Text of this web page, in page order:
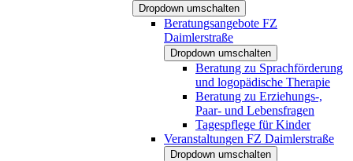
Dropdown umschalten
Beratungsangebote FZ
Daimlerstraße
Dropdown umschalten
Beratung zu Sprachförderung
und logopädische Therapie
Beratung zu Erziehungs-,
Paar- und Lebensfragen
Tagespflege für Kinder
Veranstaltungen FZ Daimlerstraße
Dropdown umschalten